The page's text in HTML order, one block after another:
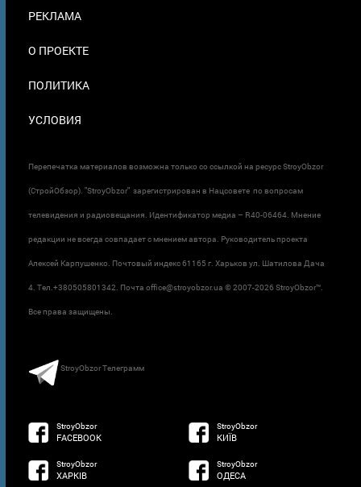
РЕКЛАМА
О ПРОЕКТЕ
ПОЛИТИКА
УСЛОВИЯ
Перепечатка материалов возможна только со ссылкой на ресурс StroyObzor
(СтройОбзор). "StroyObzor" зарегистрирован в Нацсовете по вопросам
телевидения и радиовещания. Идентификатор медиа – R40-06464. Мнение
редакции не всегда совпадает с мнением автора. Руководитель проекта
Алексей Карпушенко. Почтовый индекс 61165 г. Харьков ул. Шатилова Дача
4. Тел.+380505801342. Почта office@stroyobzor.ua © 2007-2026 StroyObzor™.
Все права защищены.
StroyObzor Телеграмм
StroyObzor
FACEBOOK
StroyObzor
КИЇВ
StroyObzor
ХАРКІВ
StroyObzor
ОДЕСА